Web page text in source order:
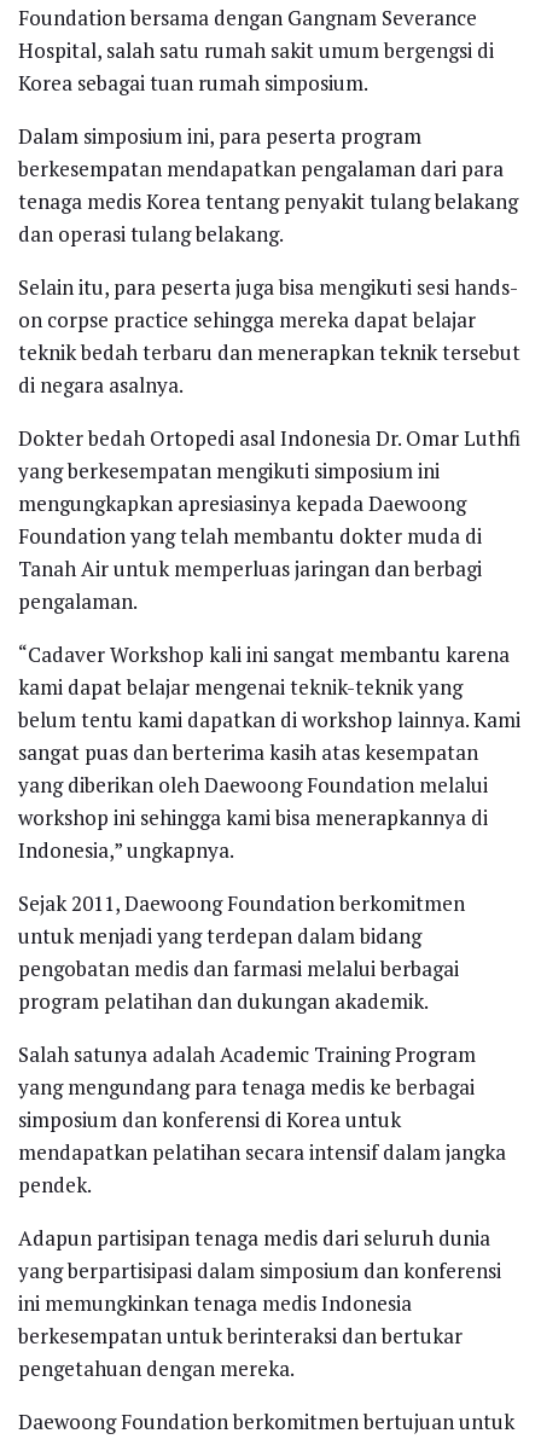
Foundation bersama dengan Gangnam Severance
Hospital, salah satu rumah sakit umum bergengsi di
Korea sebagai tuan rumah simposium.
Dalam simposium ini, para peserta program
berkesempatan mendapatkan pengalaman dari para
tenaga medis Korea tentang penyakit tulang belakang
dan operasi tulang belakang.
Selain itu, para peserta juga bisa mengikuti sesi hands-
on corpse practice sehingga mereka dapat belajar
teknik bedah terbaru dan menerapkan teknik tersebut
di negara asalnya.
Dokter bedah Ortopedi asal Indonesia Dr. Omar Luthfi
yang berkesempatan mengikuti simposium ini
mengungkapkan apresiasinya kepada Daewoong
Foundation yang telah membantu dokter muda di
Tanah Air untuk memperluas jaringan dan berbagi
pengalaman.
“Cadaver Workshop kali ini sangat membantu karena
kami dapat belajar mengenai teknik-teknik yang
belum tentu kami dapatkan di workshop lainnya. Kami
sangat puas dan berterima kasih atas kesempatan
yang diberikan oleh Daewoong Foundation melalui
workshop ini sehingga kami bisa menerapkannya di
Indonesia,” ungkapnya.
Sejak 2011, Daewoong Foundation berkomitmen
untuk menjadi yang terdepan dalam bidang
pengobatan medis dan farmasi melalui berbagai
program pelatihan dan dukungan akademik.
Salah satunya adalah Academic Training Program
yang mengundang para tenaga medis ke berbagai
simposium dan konferensi di Korea untuk
mendapatkan pelatihan secara intensif dalam jangka
pendek.
Adapun partisipan tenaga medis dari seluruh dunia
yang berpartisipasi dalam simposium dan konferensi
ini memungkinkan tenaga medis Indonesia
berkesempatan untuk berinteraksi dan bertukar
pengetahuan dengan mereka.
Daewoong Foundation berkomitmen bertujuan untuk